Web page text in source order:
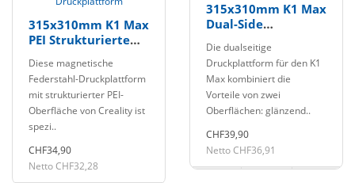
315x310mm K1 Max
PEI Strukturierte
Federstahl
Bauplatte
Druckplattform
Diese magnetische
Federstahl-Druckplattform
mit strukturierter PEI-
Oberfläche von Creality ist
spezi..
CHF34,90
Netto CHF32,28
315x310mm K1 Max
Dual-Side
Glossy PET + Matte
PEI
Die dualseitige
Druckplattform für den K1
Max kombiniert die
Vorteile von zwei
Oberflächen: glänzend..
CHF39,90
Netto CHF36,91